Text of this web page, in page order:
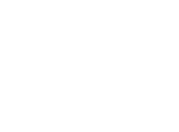
în grădina